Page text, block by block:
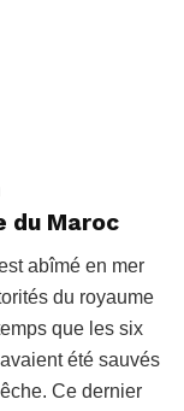
du Maroc
abîmé en mer
du royaume
que les six
été sauvés
Ce dernier